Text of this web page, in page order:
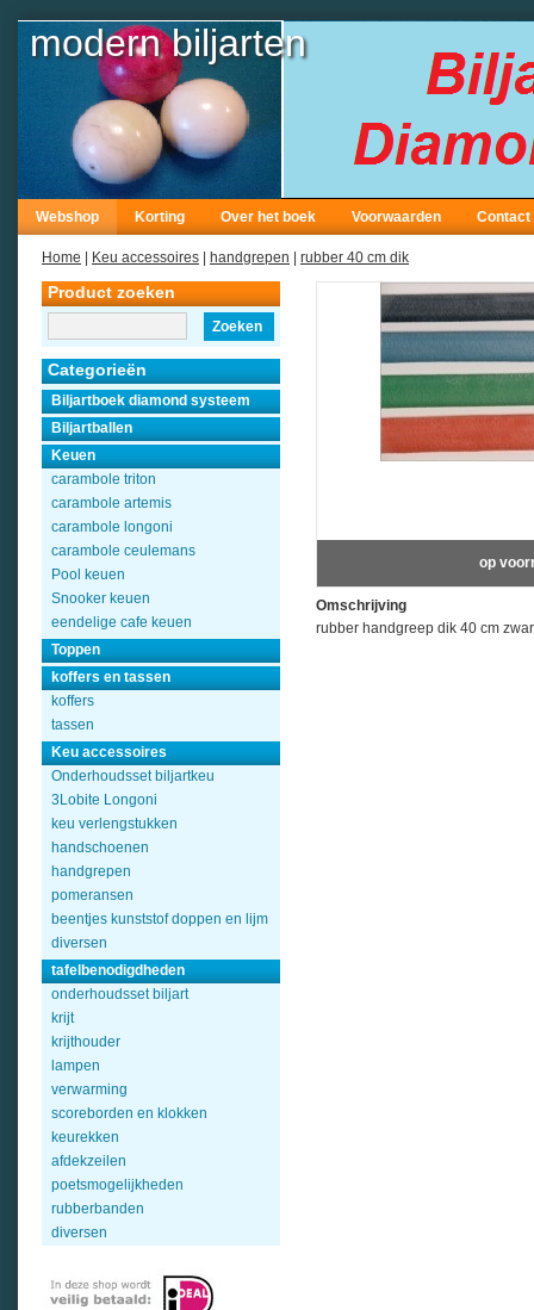
modern biljarten
Webshop Korting Over het boek Voorwaarden Contact
Home Keu accessoires handgrepen rubber 40 cm dik
Product zoeken
Zoeken
Categorieën
Biljartboek diamond systeem
Biljartballen
Keuen
carambole triton
carambole artemis
carambole longoni
carambole ceulemans
Pool keuen
Snooker keuen
eendelige cafe keuen
Toppen
koffers en tassen
koffers
tassen
Keu accessoires
Onderhoudsset biljartkeu
3Lobite Longoni
keu verlengstukken
handschoenen
handgrepen
pomeransen
beentjes kunststof doppen en lijm
diversen
tafelbenodigdheden
onderhoudsset biljart
krijt
krijthouder
lampen
verwarming
scoreborden en klokken
keurekken
afdekzeilen
poetsmogelijkheden
rubberbanden
diversen
op
Omschrijving
rubber handgreep dik 40 cm